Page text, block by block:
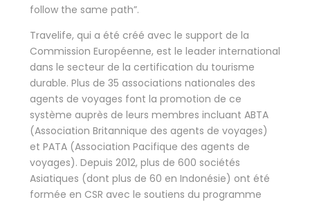
follow the same path”.
Travelife, qui a été créé avec le support de la
Commission Européenne, est le leader international
dans le secteur de la certification du tourisme
durable. Plus de 35 associations nationales des
agents de voyages font la promotion de ce
système auprès de leurs membres incluant ABTA
(Association Britannique des agents de voyages)
et PATA (Association Pacifique des agents de
voyages). Depuis 2012, plus de 600 sociétés
Asiatiques (dont plus de 60 en Indonésie) ont été
formée en CSR avec le soutiens du programme